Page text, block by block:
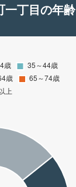
一丁目の年齢